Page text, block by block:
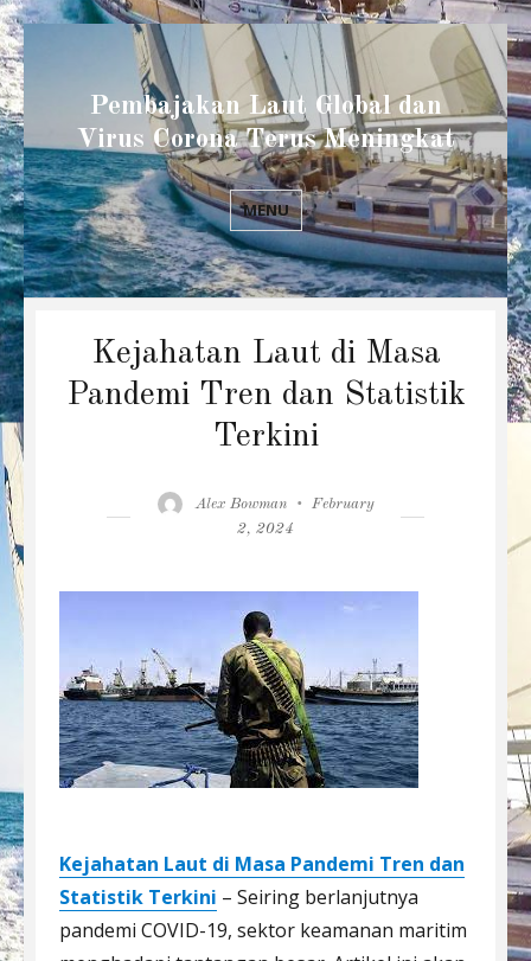
Pembajakan Laut Global dan
Virus Corona Terus Meningkat
MENU
Kejahatan Laut di Masa
Pandemi Tren dan Statistik
Terkini
Author
Alex Bowman
Posted
February
2, 2024
Kejahatan Laut di Masa Pandemi Tren dan
Statistik Terkini – Seiring berlanjutnya
pandemi COVID-19, sektor keamanan maritim